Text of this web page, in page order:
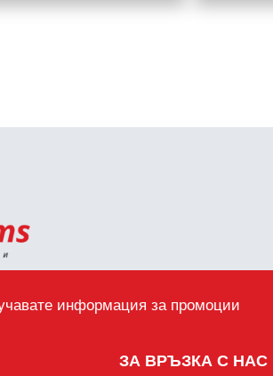
информация за промоции
ЗА ВРЪЗКА С НАС